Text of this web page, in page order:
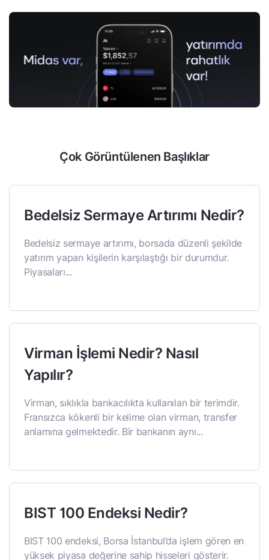
Çok Görüntülenen Başlıklar
Bedelsiz Sermaye Artırımı Nedir?
Bedelsiz sermaye artırımı, borsada düzenli şekilde
yatırım yapan kişilerin karşılaştığı bir durumdur.
Piyasaları...
Virman İşlemi Nedir? Nasıl
Yapılır?
Virman, sıklıkla bankacılıkta kullanılan bir terimdir.
Fransızca kökenli bir kelime olan virman, transfer
anlamına gelmektedir. Bir bankanın aynı...
BIST 100 Endeksi Nedir?
BIST 100 endeksi, Borsa İstanbul’da işlem gören en
yüksek piyasa değerine sahip hisseleri gösterir.